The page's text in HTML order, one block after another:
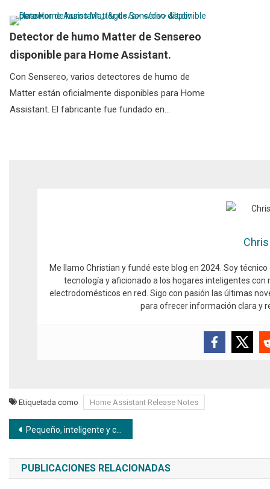
Detector de humo Matter de Sensereo
disponible para Home Assistant.
Con Sensereo, varios detectores de humo de
Matter están oficialmente disponibles para Home
Assistant. El fabricante fue fundado en…
Chris
Me llamo Christian y fundé este blog en 2024. Soy
tecnología y aficionado a los hogares inteligentes
electrodomésticos en red. Sigo con pasión las últimas
para ofrecer información clara y
Etiquetada como Home Assistant Release Notes
Navegación de entradas
Pequeño, inteligente y compatible con Matter: el nuevo sensor de fugas de agua KLIPBPOK de IKEA
PUBLICACIONES RELACIONADAS